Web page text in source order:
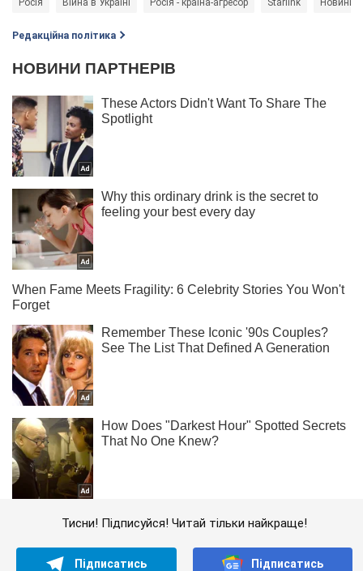
Росія Війна в Україні Росія - країна-агресор Starlink Новини
Редакційна політика
Тисни! Підписуйся! Читай тільки найкраще!
Підписатись Підписатись